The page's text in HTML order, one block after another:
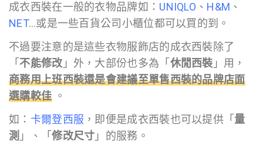
成衣西裝在一般的衣物品牌如： UNIQLO 、 H&M 、
NET…或是一些百貨公司小櫃位都可以買的到。
不過要注意的是這些衣物服飾店的成衣西裝除了
「 不能修改 」外，大部份也多為「 休閒西裝 」用，
商務用上班西裝還是會建議至單售西裝的品牌店面
選購較佳 。
如： 卡爾登西服 ，即便是成衣西裝也可以提供「 量
測 」、「修改尺寸 」的服務。